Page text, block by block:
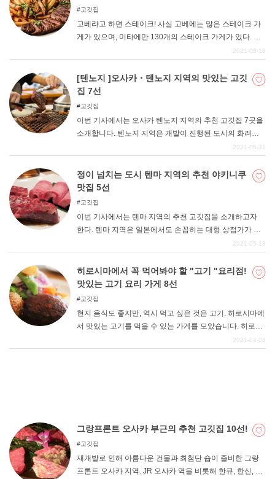
버거를 한 입 베어 물어보는 건 어떨까요?
고깃집
고베라고 하면 스테이크! 사실 고베에는 많은 스테이크 가
게가 있으며, 미타에만 130개의 스테이크 가게가 있다. 그
런 스테이크 격전지에서 특히 맛있는 고기를 먹을 수 있는
사야마규 등 고급스러운 고기가 모여 있어 고기에 까다로
운 고베 사람들에게 인기 있는 가게들입니다. 어느 가게에
서 먹어도 후회 없는 고기를 먹을 수 있다.
2021-08-18
[텐노지 ]오사카・텐노지 지역의 맛있는 고깃
집 7선
고깃집
이번 기사에서는 오사카 텐노지 지역의 추천 고깃집 7곳을
소개합니다. 텐노지 지역은 개발이 진행된 도시의 화려한
분위기와 오사카 특유의 복고적인 분위기, 이 두 가지를 모
니쿠 가게는 그 분위기를 잘 살린 세련되고 깔끔한 이마도
키 야키니쿠 가게, 그리고 레트로한 정서를 느낄 수 있는 전
통 있는 명가 등 다양한 종류의 가게가 있습니다. 가게의 특
2021-05-31
정이 넘치는 도시 텐마 지역의 추천 야키니쿠
맛집 5선
고깃집
이번 기사에서는 텐마 지역의 추천 고깃집을 소개하고자
한다. 텐마 지역은 일본에서도 손꼽히는 대형 상점가가 있
는 지역으로, 복고풍의 정서를 가진 따뜻한 분위기의 거리
이 들를 수 있고 마음이 따뜻해지는 가게가 많아 다양한 사
람들에게 사랑받고 있다. 이번 기사를 통해 여러분도 편안
한 고깃집을 찾을 수 있기를 바랍니다.
2021-05-13
히로시마에서 꼭 먹어봐야 할 "고기 "요리점!
맛있는 고기 요리 가게 8선
고깃집
현지 음식도 좋지만, 역시 먹고 싶은 것은 고기. 히로시마에
서 맛있는 고기를 먹을 수 있는 가게를 모았습니다. 히로시
마 소고기를 비롯해 고기를 좋아하는 사람이라면 꼭 가보
2021-04-28
그랑프론트 오사카 부근의 추천 고깃집 10선!
고깃집
재개발로 인해 아름다운 건물과 최첨단 숍이 즐비한 그랑
프론트 오사카 지역. JR 오사카 역을 비롯해 한큐, 한신, 지